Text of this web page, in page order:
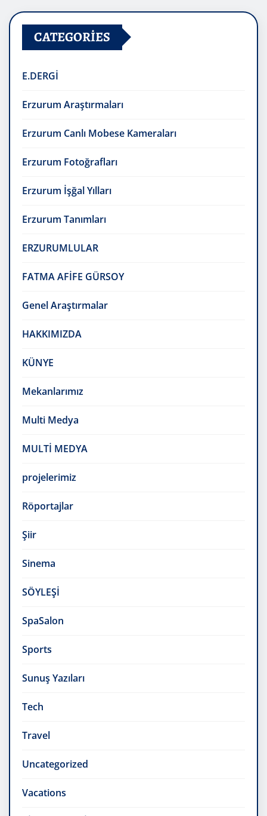
CATEGORIES
E.DERGİ
Erzurum Araştırmaları
Erzurum Canlı Mobese Kameraları
Erzurum Fotoğrafları
Erzurum İşğal Yılları
Erzurum Tanımları
ERZURUMLULAR
FATMA AFİFE GÜRSOY
Genel Araştırmalar
HAKKIMIZDA
KÜNYE
Mekanlarımız
Multi Medya
MULTİ MEDYA
projelerimiz
Röportajlar
Şiir
Sinema
SÖYLEŞİ
SpaSalon
Sports
Sunuş Yazıları
Tech
Travel
Uncategorized
Vacations